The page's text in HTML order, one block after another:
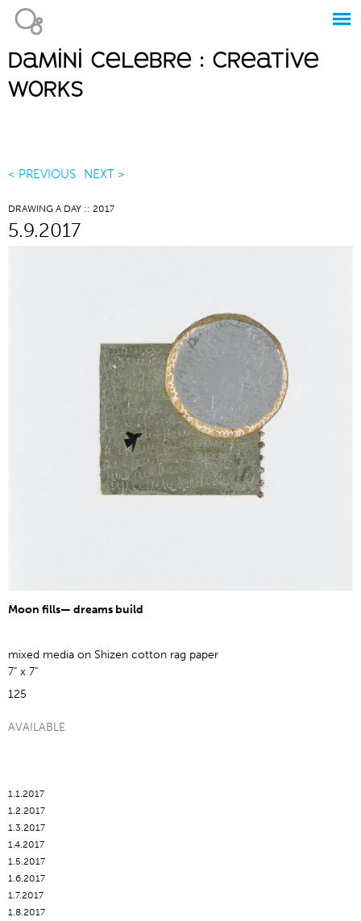
Main
menu
damini celebre : creative
works
< PREVIOUS NEXT >
DRAWING A DAY :: 2017
5.9.2017
Moon fills— dreams build
mixed media on Shizen cotton rag paper
7" x 7"
125
AVAILABLE
1.1.2017
1.2.2017
1.3.2017
1.4.2017
1.5.2017
1.6.2017
1.7.2017
1.8.2017